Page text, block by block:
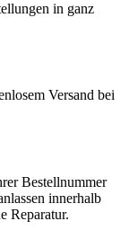
in ganz
Versand bei
Bestellnummer
innerhalb
Reparatur.